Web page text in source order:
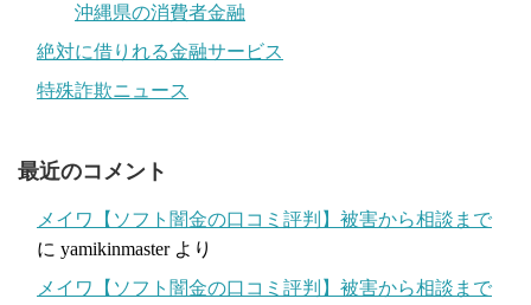
沖縄県の消費者金融
絶対に借りれる金融サービス
特殊詐欺ニュース
最近のコメント
メイワ【ソフト闇金の口コミ評判】被害から相談まで
に yamikinmasterより
メイワ【ソフト闇金の口コミ評判】被害から相談まで